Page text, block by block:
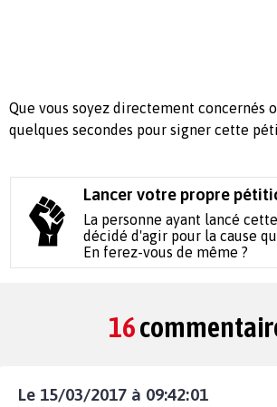
Que vous soyez directement concernés
quelques secondes pour signer cette
Lancer votre propre
La personne ayant lancé
décidé d'agir pour la cause
En ferez-vous de même ?
16
Le 15/03/2017 à 09:42:01